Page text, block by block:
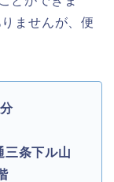
ませんが、便
三条下ル山